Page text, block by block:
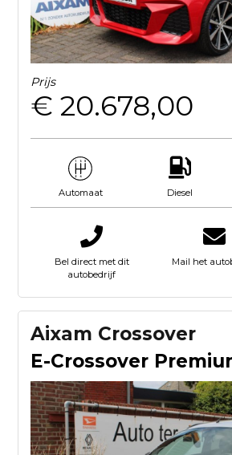
Prijs
€ 20.678,00
Automaat Diesel
Bel direct met dit
autobedrijf
Mail het
Aixam Crossover